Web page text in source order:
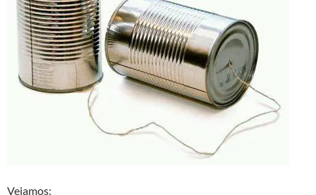
Vejamos: